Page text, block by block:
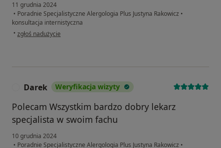
11 grudnia 2024
• Poradnie Specjalistyczne Alergologia Plus Justyna Rakowicz •
konsultacja internistyczna
• w opinii użytkownika Joanna
zgłoś nadużycie
Darek Weryfikacja wizyty
Polecam Wszystkim bardzo dobry lekarz
specjalista w swoim fachu
10 grudnia 2024
• Poradnie Specjalistyczne Alergologia Plus Justyna Rakowicz •